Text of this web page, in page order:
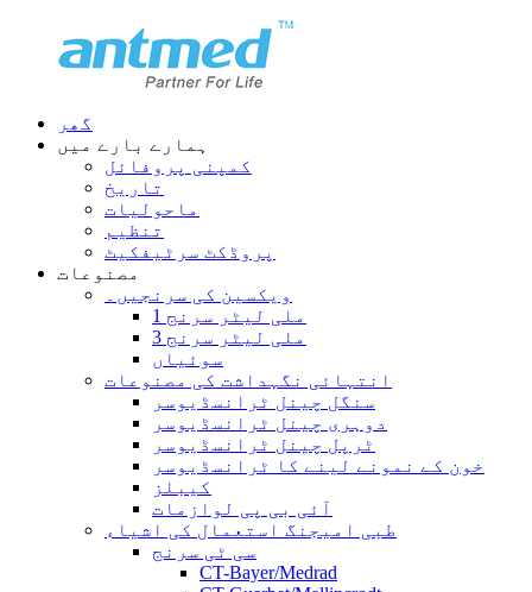
گھر
ہمارے بارے میں
کمپنی پروفائل
تاریخ
ماحولیات
تنظیم
پروڈکٹ سرٹیفکیٹ
مصنوعات
ویکسین کی سرنجیں۔
1 ملی لیٹر سرنج
3 ملی لیٹر سرنج
سوئیاں
انتہائی نگہداشت کی مصنوعات
سنگل چینل ٹرانسڈیوسر
دوہری چینل ٹرانسڈیوسر
ٹرپل چینل ٹرانسڈیوسر
خون کے نمونے لینے کا ٹرانسڈیوسر
کیبلز
آئی بی پی لوازمات
طبی امیجنگ استعمال کی اشیاء
سی ٹی سرنج
CT-Bayer/Medrad